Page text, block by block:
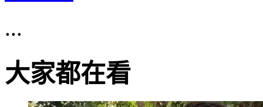
...
大家都在看